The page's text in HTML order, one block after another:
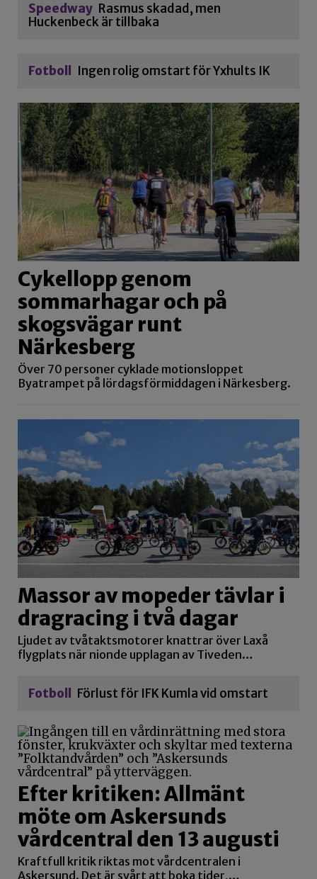
Speedway Rasmus skadad, men
Huckenbeck är tillbaka
Fotboll Ingen rolig omstart för Yxhults IK
Cykellopp genom
sommarhagar och på
skogsvägar runt
Närkesberg
Över 70 personer cyklade motionsloppet
Byatrampet på lördagsförmiddagen i Närkesberg.
Massor av mopeder tävlar i
dragracing i två dagar
Ljudet av tvåtaktsmotorer knattrar över Laxå
flygplats när nionde upplagan av Tiveden…
Fotboll Förlust för IFK Kumla vid omstart
Efter kritiken: Allmänt
möte om Askersunds
vårdcentral den 13 augusti
Kraftfull kritik riktas mot vårdcentralen i
Askersund. Det är svårt att boka tider,…